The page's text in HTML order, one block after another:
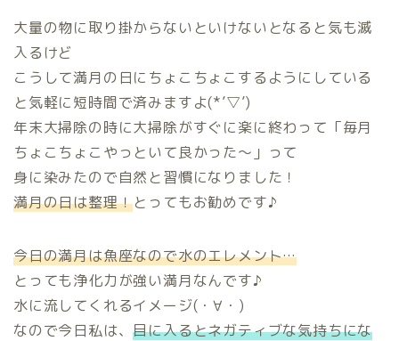
大量の物に取り掛からないといけないとなると気も滅
入るけど
こうして満月の日にちょこちょこするようにしている
と気軽に短時間で済みますよ(*’▽’)
年末大掃除の時に大掃除がすぐに楽に終わって「毎月
ちょこちょこやっといて良かった～」って
身に染みたので自然と習慣になりました！
満月の日は整理！とってもお勧めです♪
今日の満月は魚座なので水のエレメント…
とっても浄化力が強い満月なんです♪
水に流してくれるイメージ(・∀・)
なので今日私は、目に入るとネガティブな気持ちにな